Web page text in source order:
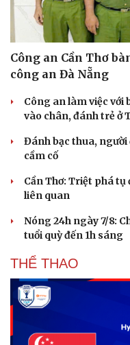
Công an Cần Thơ
công an Đà Nẵng
Công an làm việc với
vào chân, đánh trẻ ở
Đánh bạc thua,
cầm cố
Cần Thơ: Triệt phá
liên quan
Nóng 24h ngày 7/8:
tuổi quỳ đến 1h sáng
THỂ THAO